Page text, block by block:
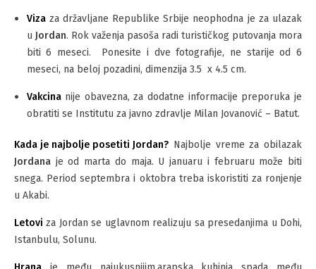
Vizaza državljane Republike Srbije neophodna je za ulazak
u Jordan. Rok važenja pasoša radi turističkog putovanja mora
biti 6 meseci. Ponesite i dve fotografije, ne starije od 6
meseci, na beloj pozadini, dimenzija 3.5 x 4.5 cm.
Vakcinanije obavezna, za dodatne informacije preporuka je
obratiti se Institutu za javno zdravlje Milan Jovanović – Batut.
Kada je najbolje posetiti Jordan? Najbolje vreme za obilazak
Jordana je od marta do maja. U januaru i februaru može biti
snega. Period septembra i oktobra treba iskoristiti za ronjenje
u Akabi.
Letovi za Jordan se uglavnom realizuju sa presedanjima u Dohi,
Istanbulu, Solunu.